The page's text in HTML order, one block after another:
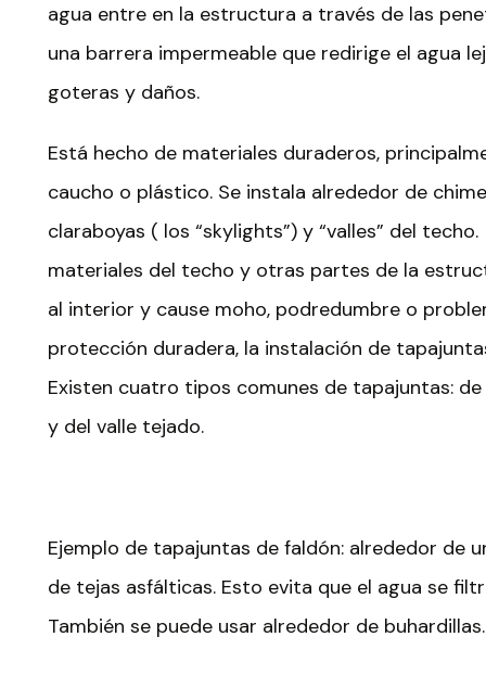
agua entre en la estructura a través de las
una barrera impermeable que redirige el agua
goteras y daños.
Está hecho de materiales duraderos,
caucho o plástico. Se instala alrededor de
claraboyas ( los “skylights”) y “valles” del
materiales del techo y otras partes de la
al interior y cause moho, podredumbre o
protección duradera, la instalación de
Existen cuatro tipos comunes de tapajuntas:
y del valle tejado.
Ejemplo de tapajuntas de faldón: alrededor de
de tejas asfálticas. Esto evita que el agua se
También se puede usar alrededor de buhardillas.